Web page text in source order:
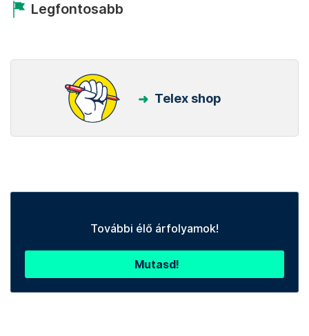
Legfontosabb
Telex shop
További élő árfolyamok!
Mutasd!